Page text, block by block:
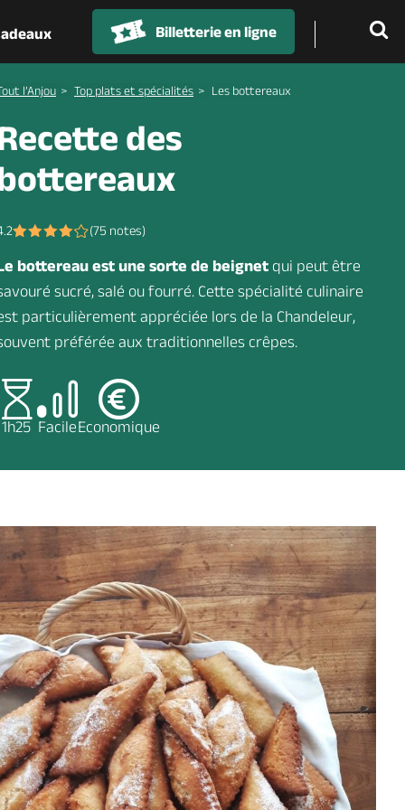
Billetterie en ligne
l’Anjou Top plats et spécialités Les bottereaux
des
(75 notes)
bottereau est une sorte de beignetqui peut être
sucré, salé ou fourré. Cette spécialité culinaire
particulièrement appréciée lors de la Chandeleur,
préférée aux traditionnelles crêpes.
1h25 FacileEconomique